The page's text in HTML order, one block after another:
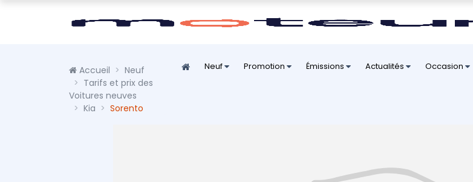
Neuf Promotion Émissions Actualités Occasion
Accueil
Neuf
Tarifs et prix des
Voitures neuves
Kia
Sorento